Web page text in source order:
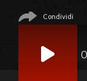
Condividi